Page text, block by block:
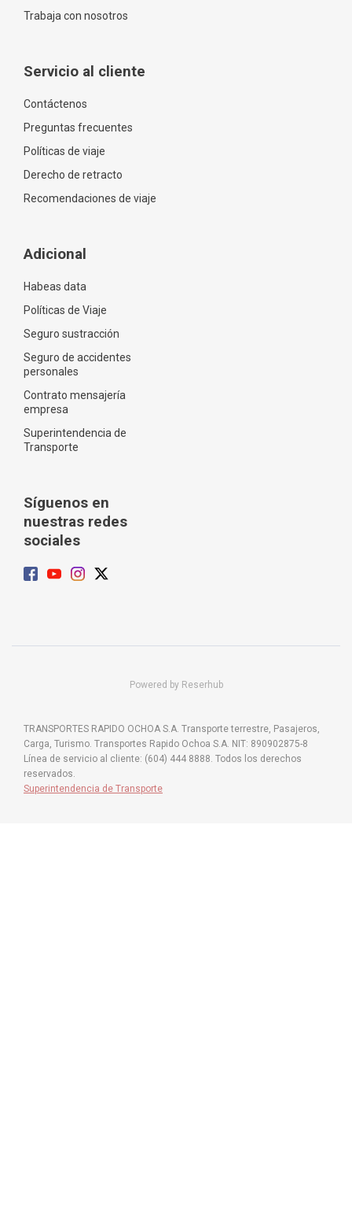
Trabaja con nosotros
Servicio al cliente
Contáctenos
Preguntas frecuentes
Políticas de viaje
Derecho de retracto
Recomendaciones de viaje
Adicional
Habeas data
Políticas de Viaje
Seguro sustracción
Seguro de accidentes
personales
Contrato mensajería
empresa
Superintendencia de
Transporte
Síguenos en
nuestras redes
sociales
Powered by Reserhub
TRANSPORTES RAPIDO OCHOA S.A. Transporte terrestre, Pasajeros,
Carga, Turismo. Transportes Rapido Ochoa S.A. NIT: 890902875-8
Línea de servicio al cliente: (604) 444 8888. Todos los derechos
reservados.
Superintendencia de Transporte